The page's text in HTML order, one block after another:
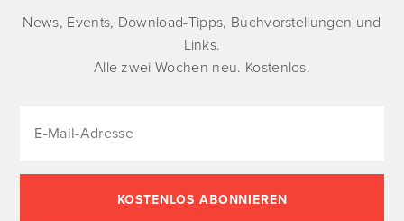
News, Events, Download-Tipps, Buchvorstellungen und
Links.
Alle zwei Wochen neu. Kostenlos.